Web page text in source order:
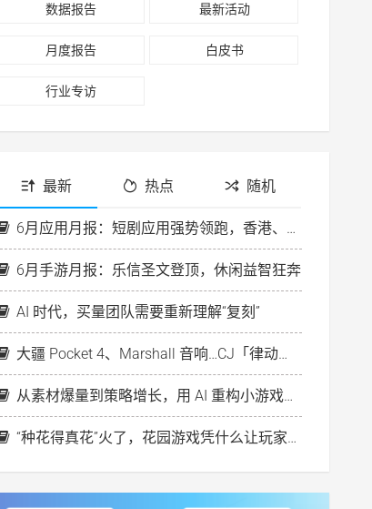
数据报告 最新活动
月度报告 白皮书
行业专访
最新 热点 随机
6月应用月报：短剧应用强势领跑，香港、欧洲房产平台投放升温
6月手游月报：乐信圣文登顶，休闲益智狂奔
AI 时代，买量团队需要重新理解“复刻”
大疆 Pocket 4、Marshall 音响…CJ「律动之夜」好礼等你来！
从素材爆量到策略增长，用 AI 重构小游戏出海新打法
“种花得真花”火了，花园游戏凭什么让玩家心动？